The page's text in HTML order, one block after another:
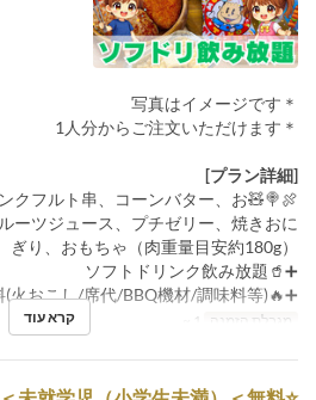
＊写真はイメージです
＊1人分からご注文いただけます
[プラン詳細]
ランクフルト串、コーンバター、お
ーツジュース、プチゼリー、焼きおに
ぎり、おもちゃ（肉重量目安約180g）
➕🥤ソフトドリンク飲み放題
➕🔥小学生利用料(火おこし/席代/BBQ機材/調味料等)
מגבלת הזמנה קרא עוד